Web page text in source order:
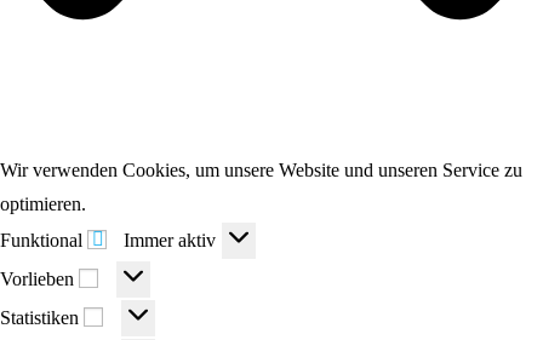
Wir verwenden Cookies, um unsere Website und unseren Service zu
optimieren.
Funktional
Funktional
Immer aktiv
Vorlieben
Vorlieben
Statistiken Statistiken